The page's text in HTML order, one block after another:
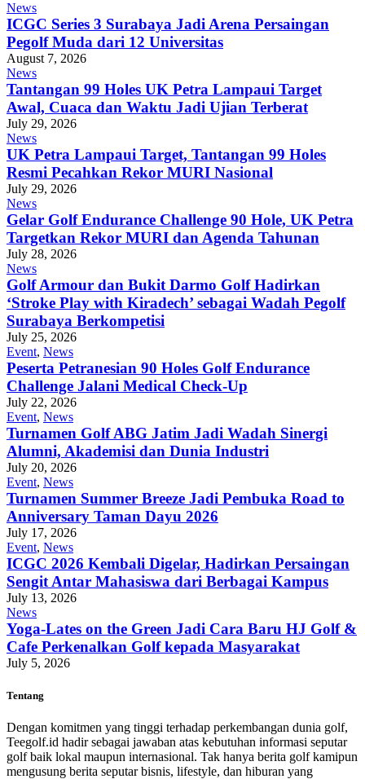
News
ICGC Series 3 Surabaya Jadi Arena Persaingan
Pegolf Muda dari 12 Universitas
August 7, 2026
News
Tantangan 99 Holes UK Petra Lampaui Target
Awal, Cuaca dan Waktu Jadi Ujian Terberat
July 29, 2026
News
UK Petra Lampaui Target, Tantangan 99 Holes
Resmi Pecahkan Rekor MURI Nasional
July 29, 2026
News
Gelar Golf Endurance Challenge 90 Hole, UK Petra
Targetkan Rekor MURI dan Agenda Tahunan
July 28, 2026
News
Golf Armour dan Bukit Darmo Golf Hadirkan
‘Stroke Play with Kiradech’ sebagai Wadah Pegolf
Surabaya Berkompetisi
July 25, 2026
Event, News
Peserta Petranesian 90 Holes Golf Endurance
Challenge Jalani Medical Check-Up
July 22, 2026
Event, News
Turnamen Golf ABG Jatim Jadi Wadah Sinergi
Alumni, Akademisi dan Dunia Industri
July 20, 2026
Event, News
Turnamen Summer Breeze Jadi Pembuka Road to
Anniversary Taman Dayu 2026
July 17, 2026
Event, News
ICGC 2026 Kembali Digelar, Hadirkan Persaingan
Sengit Antar Mahasiswa dari Berbagai Kampus
July 13, 2026
News
Yoga-Lates on the Green Jadi Cara Baru HJ Golf &
Cafe Perkenalkan Golf kepada Masyarakat
July 5, 2026
Tentang
Dengan komitmen yang tinggi terhadap perkembangan dunia golf,
Teegolf.id hadir sebagai jawaban atas kebutuhan informasi seputar
golf baik lokal maupun internasional. Tak hanya berita golf kamipun
mengusung berita seputar bisnis, lifestyle, dan hiburan yang